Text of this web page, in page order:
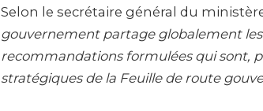
Selon le secrétaire général du
gouvernement partage globalement
recommandations formulées qui sont,
stratégiques de la Feuille de route